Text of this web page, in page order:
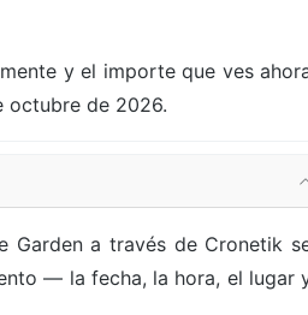
y el importe que ves
octubre de 2026.
Garden a través de Cronetik
— la fecha, la hora, el lugar